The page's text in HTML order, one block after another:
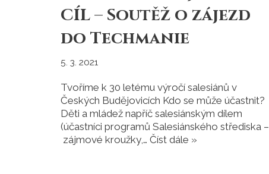
CÍL – Soutěž o zájezd
do Techmanie
5. 3. 2021
Tvoříme k 30 letému výročí salesiánů v
Českých Budějovicích Kdo se může účastnit?
Děti a mládež napříč salesiánským dílem
(účastníci programů Salesiánského střediska –
zájmové kroužky,… Číst dále »